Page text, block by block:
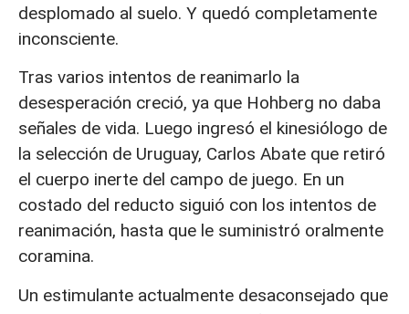
desplomado al suelo. Y quedó completamente
inconsciente.
Tras varios intentos de reanimarlo la
desesperación creció, ya que Hohberg no daba
señales de vida. Luego ingresó el kinesiólogo de
la selección de Uruguay, Carlos Abate que retiró
el cuerpo inerte del campo de juego. En un
costado del reducto siguió con los intentos de
reanimación, hasta que le suministró oralmente
coramina.
Un estimulante actualmente desaconsejado que